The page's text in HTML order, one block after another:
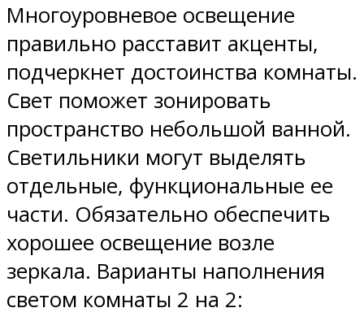
Многоуровневое освещение
правильно расставит акценты,
подчеркнет достоинства комнаты.
Свет поможет зонировать
пространство небольшой ванной.
Светильники могут выделять
отдельные, функциональные ее
части. Обязательно обеспечить
хорошее освещение возле
зеркала. Варианты наполнения
светом комнаты 2 на 2: